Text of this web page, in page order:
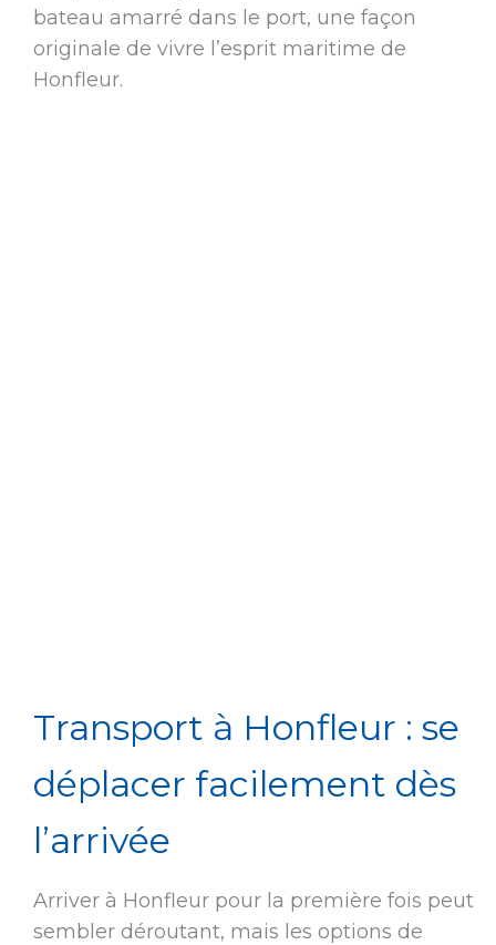
bateau amarré dans le port, une façon
originale de vivre l’esprit maritime de
Honfleur.
Transport à Honfleur : se
déplacer facilement dès
l’arrivée
Arriver à Honfleur pour la première fois peut
sembler déroutant, mais les options de